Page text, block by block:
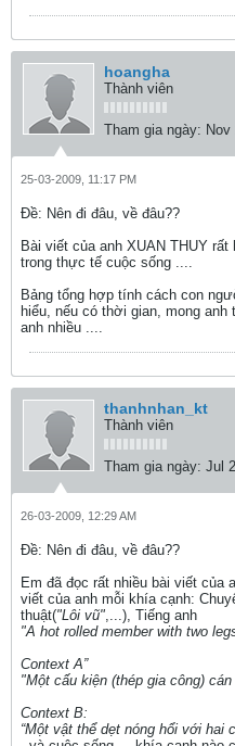
hoangha
Thành viên
Tham gia ngày: Nov
25-03-2009, 11:17 PM
Ðề: Nên đi đâu, về đâu??
Bài viết của anh XUAN THUY
trong thực tế cuộc sống ....
Bảng tổng hợp tính cách con
hiểu, nếu có thời gian, mong
anh nhiều ....
thanhnhan_kt
Thành viên
Tham gia ngày: Jul
26-03-2009, 12:29 AM
Ðề: Nên đi đâu, về đâu??
Em đã đọc rất nhiều bài viết của
viết của anh mỗi khía cạnh:
thuật("Lôi vũ",...), Tiếng anh
"A hot rolled member with two
Context A”
"Một cấu kiện (thép gia công)
Context B:
“Một vật thể dẹt nóng hổi với hai